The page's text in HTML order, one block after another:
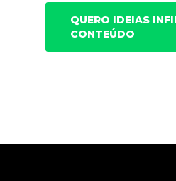
QUERO IDEIAS
CONTEÚDO